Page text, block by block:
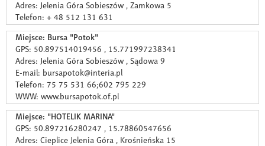
Adres: Jelenia Góra Sobieszów , Zamkowa 5
Telefon: + 48 512 131 631
Miejsce: Bursa "Potok"
GPS: 50.897514019456 , 15.771997238341
Adres: Jelenia Góra Sobieszów , Sądowa 9
E-mail: bursapotok@interia.pl
Telefon: 75 75 531 66;602 795 229
WWW: www.bursapotok.of.pl
Miejsce: "HOTELIK MARINA"
GPS: 50.897216280247 , 15.78860547656
Adres: Cieplice Jelenia Góra , Krośnieńska 15